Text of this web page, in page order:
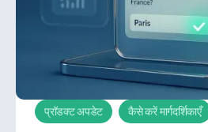
प्रॉडक्ट अपडेट कैसे करें मार्गदर्शिकाएँ